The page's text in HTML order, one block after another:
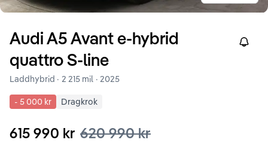
AudiA5Avant e-hybrid
quattro S-line
Right
Laddhybrid · 2 215 mil · 2025
- 5 000 kr Dragkrok
615 990 kr 620 990 kr